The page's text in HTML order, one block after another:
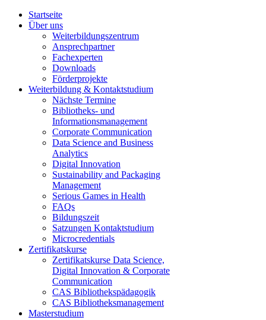
Startseite
Über uns
Weiterbildungszentrum
Ansprechpartner
Fachexperten
Downloads
Förderprojekte
Weiterbildung & Kontaktstudium
Nächste Termine
Bibliotheks- und
Informationsmanagement
Corporate Communication
Data Science and Business
Analytics
Digital Innovation
Sustainability and Packaging
Management
Serious Games in Health
FAQs
Bildungszeit
Satzungen Kontaktstudium
Microcredentials
Zertifikatskurse
Zertifikatskurse Data Science,
Digital Innovation & Corporate
Communication
CAS Bibliothekspädagogik
CAS Bibliotheksmanagement
Masterstudium